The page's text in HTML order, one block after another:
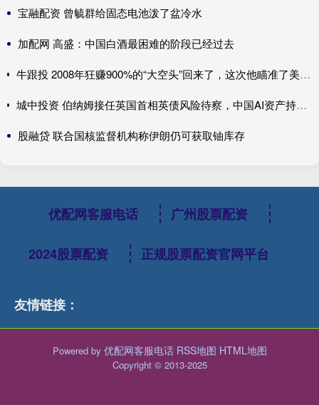
宝融配资 曾毓群给固态电池泼了盆冷水
加配网 高盛：中国白酒最困难的阶段已经过去
牛跟投 2008年狂赚900%的“大空头”回来了，这次他瞄准了美国保险公司，甚至包括伯克希尔......
城中投资 伯纳姆接任英国首相英债风险待察，中国AI资产持续领涨，美国积极保障关键矿产---0624宏观脱水
股融贷 联合国核监督机构称伊朗仍可获取铀库存
优配网客服电话 广州股票配资
2024股票配资 正规股票配资官网平台
友情链接：
Powered by 优配网客服电话 RSS地图 HTML地图
Copyright © 2013-2025